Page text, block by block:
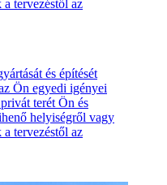
tervezéstől az
és építését
Ön egyedi igényei
terét Ön és
helyiségről vagy
tervezéstől az